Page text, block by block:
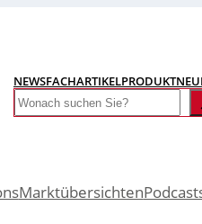
NEWSFACHARTIKEL
Search
Marktübersichten